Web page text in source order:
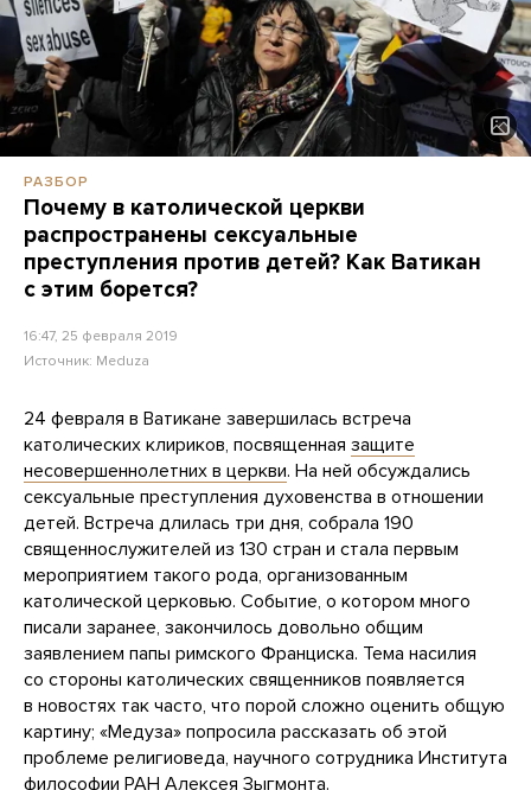
РАЗБОР
Почему в католической церкви
распространены сексуальные
преступления против детей? Как Ватикан
с этим борется?
16:47, 25 февраля 2019
Источник: Meduza
24 февраля в Ватикане завершилась встреча
католических клириков, посвященная защите
несовершеннолетних в церкви. На ней обсуждались
сексуальные преступления духовенства в отношении
детей. Встреча длилась три дня, собрала 190
священнослужителей из 130 стран и стала первым
мероприятием такого рода, организованным
католической церковью. Событие, о котором много
писали заранее, закончилось довольно общим
заявлением папы римского Франциска. Тема насилия
со стороны католических священников появляется
в новостях так часто, что порой сложно оценить общую
картину; «Медуза» попросила рассказать об этой
проблеме религиоведа, научного сотрудника Института
философии РАН Алексея Зыгмонта.